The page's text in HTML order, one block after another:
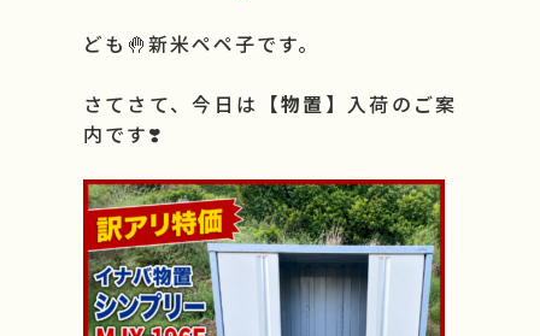
ども🤚新米ペペ子です。
さてさて、今日は 【物置】 入荷のご案
内です❣️
よくある質問
会社情報
採用情報